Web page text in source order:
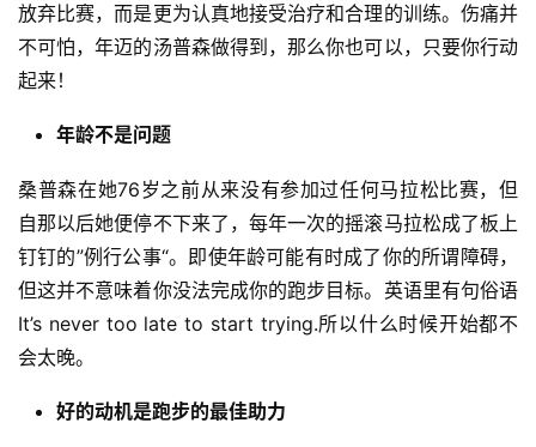
放弃比赛，而是更为认真地接受治疗和合理的训练。伤痛并
不可怕，年迈的汤普森做得到，那么你也可以，只要你行动
起来！
年龄不是问题
桑普森在她76岁之前从来没有参加过任何马拉松比赛，但
自那以后她便停不下来了，每年一次的摇滚马拉松成了板上
钉钉的”例行公事“。 即使年龄可能有时成了你的所谓障碍，
但这并不意味着你没法完成你的跑步目标。英语里有句俗语
It’s never too late to start trying.所以什么时候开始都不
会太晚。
好的动机是跑步的最佳助力